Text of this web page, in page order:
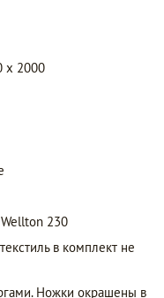
x 2000
230
в комплект не
Ножки окрашены в